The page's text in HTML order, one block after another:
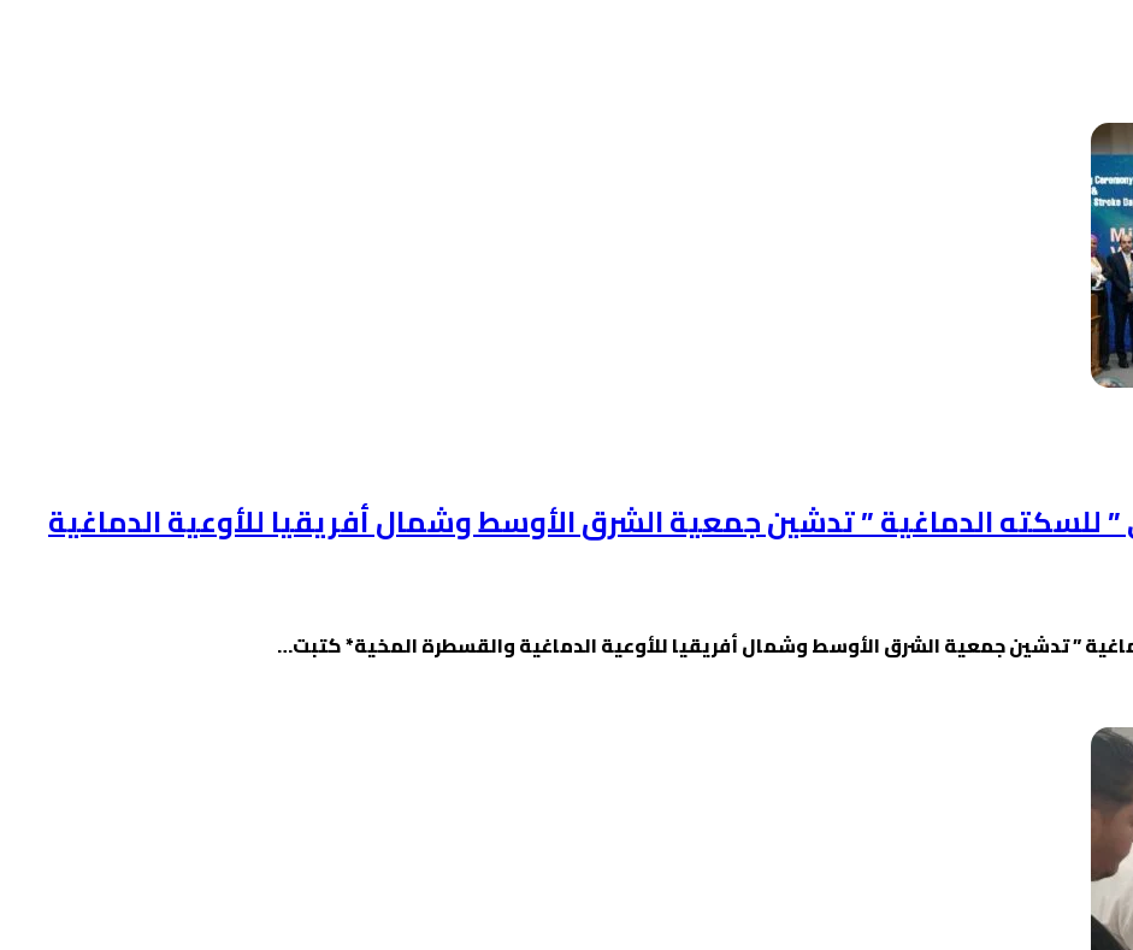
” للسكته الدماغية ” تدشين جمعية الشرق الأوسط وشمال أفريقيا للأوعية الدماغية
” تدشين جمعية الشرق الأوسط وشمال أفريقيا للأوعية الدماغية والقسطرة المخية* كتبت…